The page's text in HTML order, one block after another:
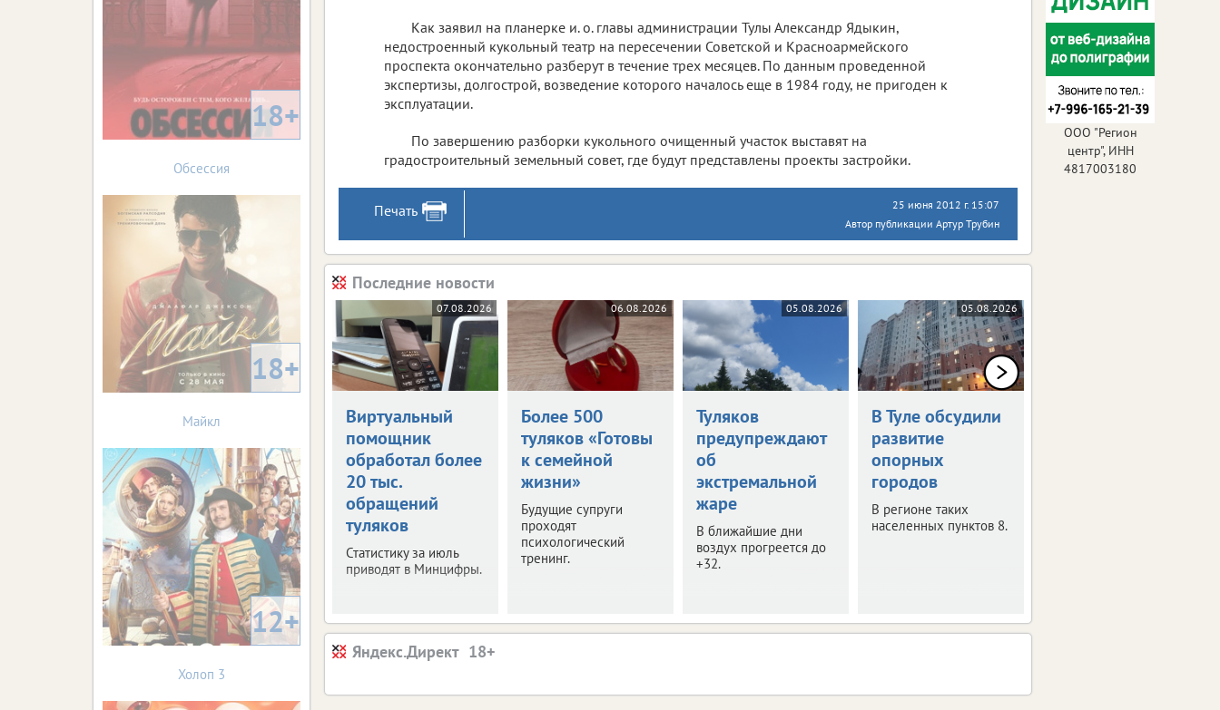
Как заявил на планерке и. о. главы администрации Тулы Александр Ядыкин,
недостроенный кукольный театр на пересечении Советской и Красноармейского
проспекта окончательно разберут в течение трех месяцев. По данным проведенной
экспертизы, долгострой, возведение которого началось еще в 1984 году, не пригоден к
эксплуатации.
По завершению разборки кукольного очищенный участок выставят на
градостроительный земельный совет, где будут представлены проекты застройки.
Печать
25 июня 2012 г. 15:07
Автор публикации Артур Трубин
Последние новости
07.08.2026
Виртуальный
помощник
обработал более
20 тыс.
обращений
туляков
Статистику за июль
приводят в Минцифры.
06.08.2026
Более 500
туляков «Готовы
к семейной
жизни»
Будущие супруги
проходят
психологический
тренинг.
05.08.2026
Туляков
предупреждают
об
экстремальной
жаре
В ближайшие дни
воздух прогреется до
+32.
05.08.2026
В Туле обсудили
развитие
опорных
городов
В регионе таких
населенных пунктов 8.
Яндекс.Директ
18+
Обсессия
18+
Майкл
12+
Холоп 3
ООО "Регион
центр", ИНН
4817003180